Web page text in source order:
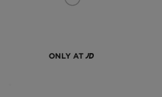
ONLY AT